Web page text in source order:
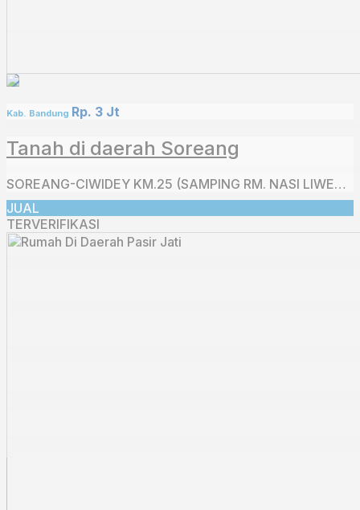
Kab. Bandung Rp. 3 Jt
Tanah di daerah Soreang
SOREANG-CIWIDEY KM.25 (SAMPING RM. NASI LIWET BU IKA)
JUAL
TERVERIFIKASI